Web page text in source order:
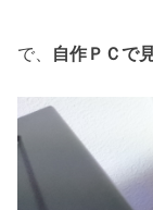
で、 自作ＰＣで